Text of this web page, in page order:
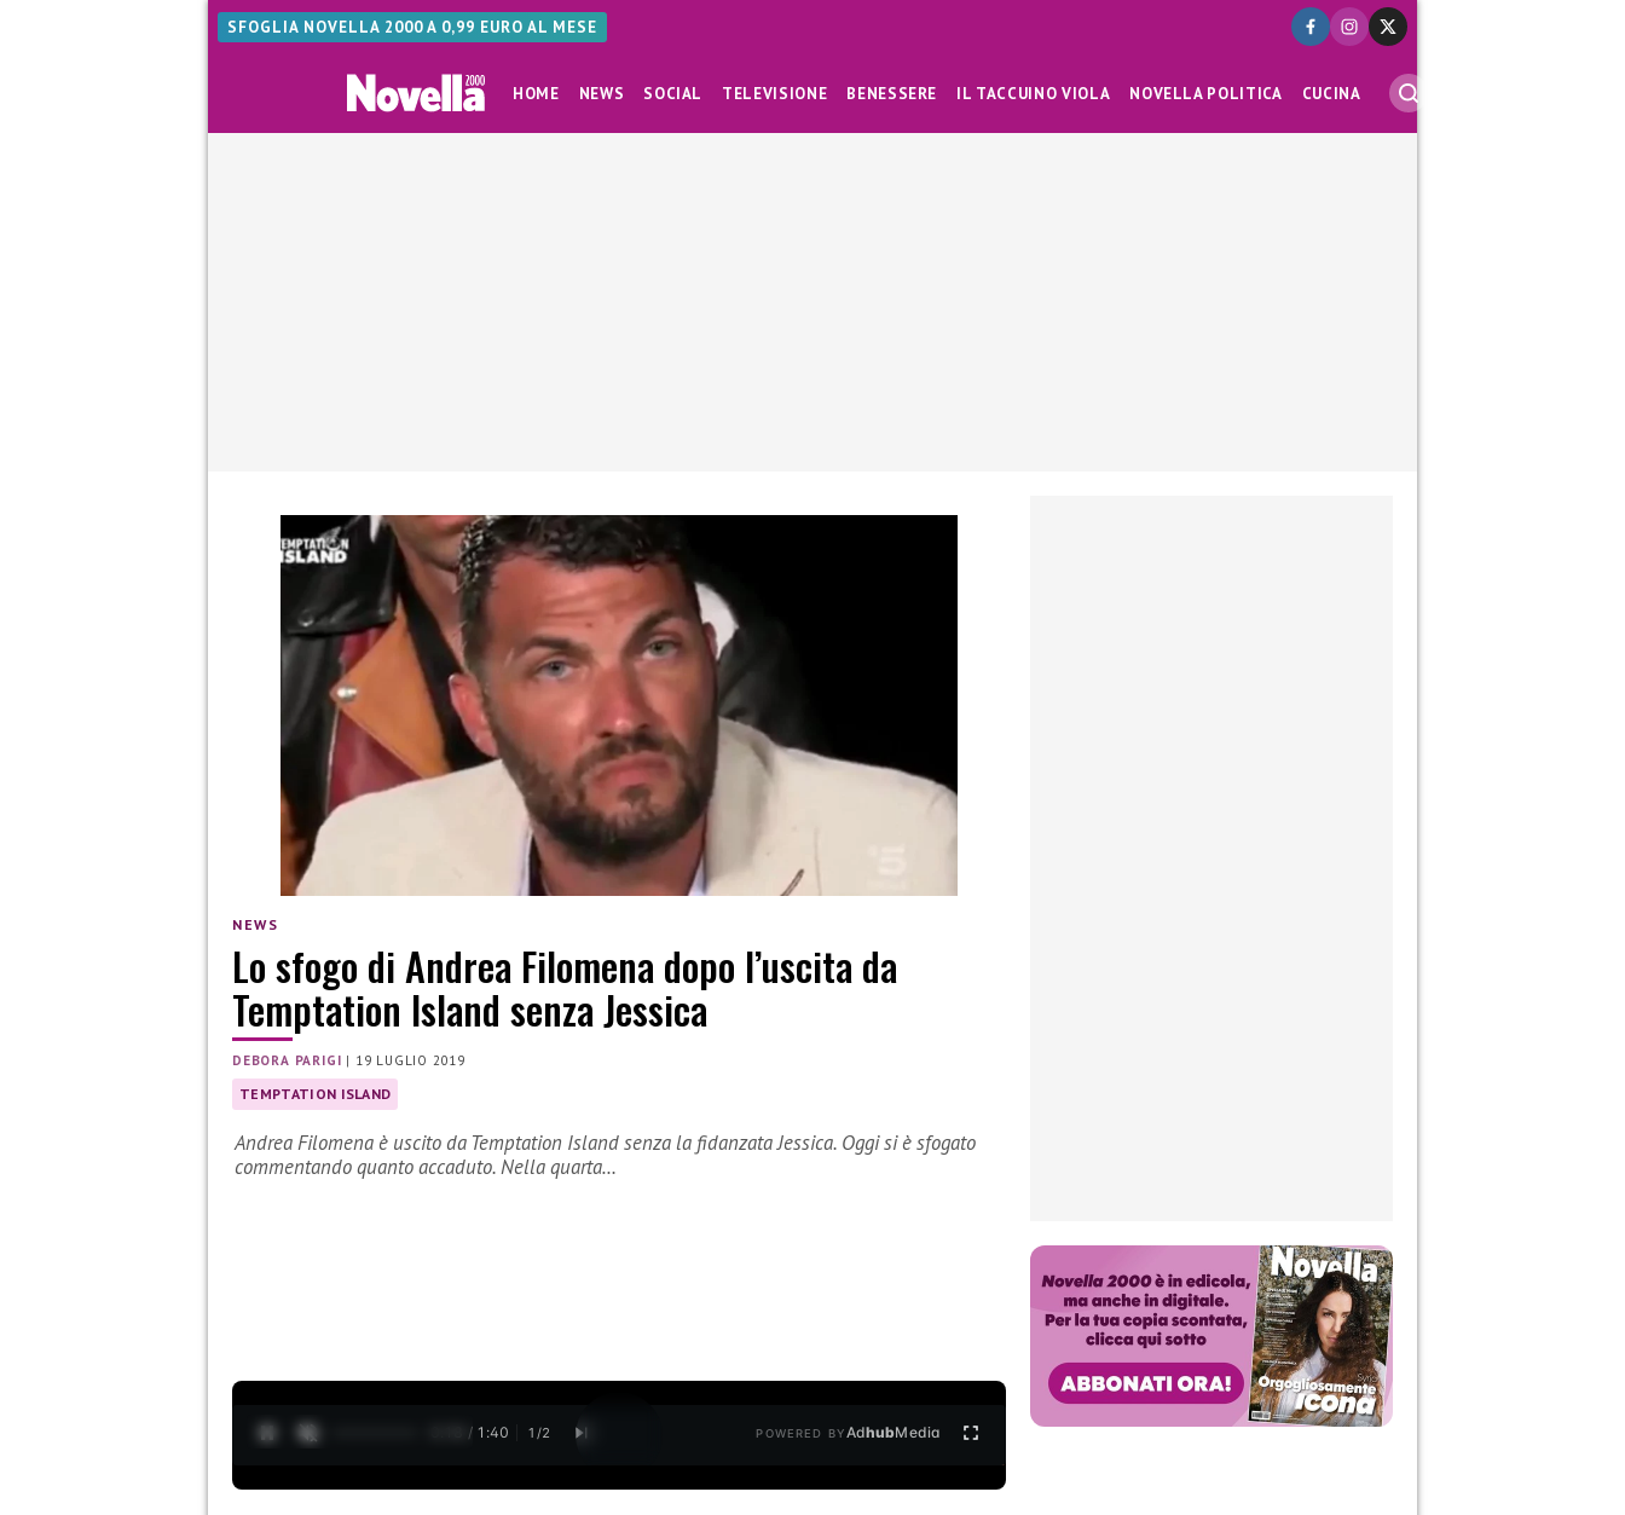
SFOGLIA NOVELLA 2000 A 0,99 EURO AL MESE
HOME NEWS SOCIAL TELEVISIONE BENESSERE IL TACCUINO VIOLA NOVELLA POLITICA CUCINA
NEWS
Lo sfogo di Andrea Filomena dopo l’uscita da
Temptation Island senza Jessica
DEBORA PARIGI | 19 LUGLIO 2019
TEMPTATION ISLAND
Andrea Filomena è uscito da Temptation Island senza la fidanzata Jessica. Oggi si è sfogato
commentando quanto accaduto. Nella quarta…
0:19 / 1:40 1 /2 POWERED BYAdhubMedia